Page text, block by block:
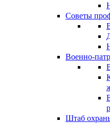
Советы
Военно-
Штаб